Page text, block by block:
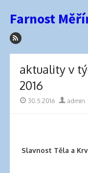
with
product
na
Farnost
aktuality v
2016
Publikováno
30.5.2016 Autoradmin
Slavnost